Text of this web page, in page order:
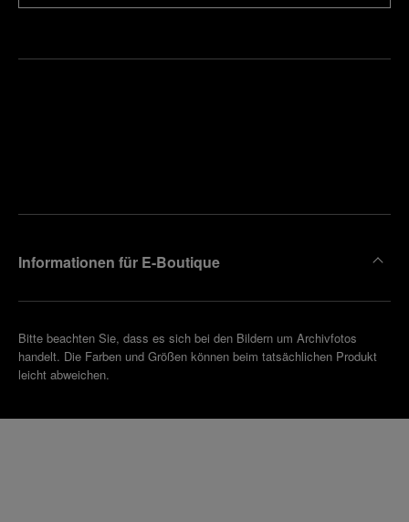
Informationen für E-Boutique
Bitte beachten Sie, dass es sich bei den Bildern um Archivfotos
handelt. Die Farben und Größen können beim tatsächlichen Produkt
leicht abweichen.